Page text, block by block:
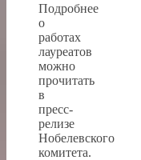
Подробнее
о
работах
лауреатов
можно
прочитать
в
пресс-
релизе
Нобелевского
комитета.